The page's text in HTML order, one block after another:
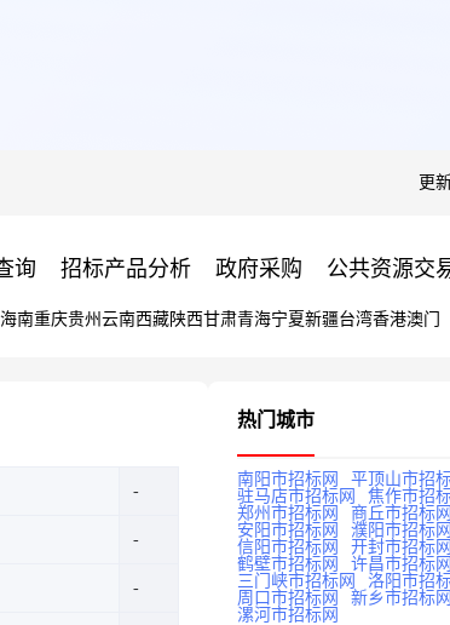
更
询 招标产品分析 政府采购 公共资源交
海南重庆贵州 云南西藏陕西甘肃青海宁夏新疆台湾香港澳门
热门城市
南阳市招标网
平顶山市招
驻马店市招标网
焦作市招
郑州市招标网
商丘市招标网
安阳市招标网
濮阳市招标网
信阳市招标网
开封市招标网
鹤壁市招标网
许昌市招标网
三门峡市招标网
洛阳市招
周口市招标网
新乡市招标网
漯河市招标网